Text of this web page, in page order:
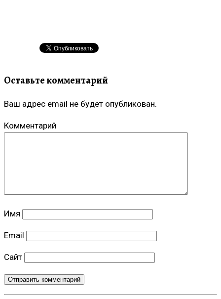
Оставьте комментарий
Ваш адрес email не будет опубликован.
Комментарий
Имя
Email
Сайт